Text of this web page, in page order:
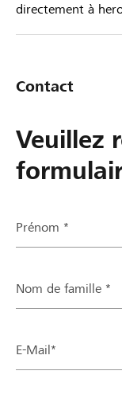
directement à
Contact
Veuillez
Prénom *
Nom de famille *
E-Mail*